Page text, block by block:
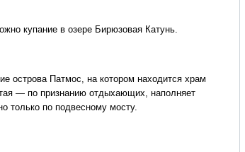
купание в озере Бирюзовая Катунь.
острова Патмос, на котором находится храм
— по признанию отдыхающих, наполняет
только по подвесному мосту.